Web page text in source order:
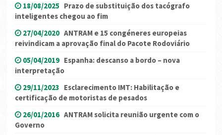
18/08/2025 Prazo de substituição dos tacógrafo
inteligentes chegou ao fim
27/04/2020 ANTRAM e 15 congéneres europeias
reivindicam a aprovação final do Pacote Rodoviário
05/04/2019 Espanha: descanso a bordo – nova
interpretação
29/11/2023 Esclarecimento IMT: Habilitação e
certificação de motoristas de pesados
26/01/2016 ANTRAM solicita reunião urgente com o
Governo